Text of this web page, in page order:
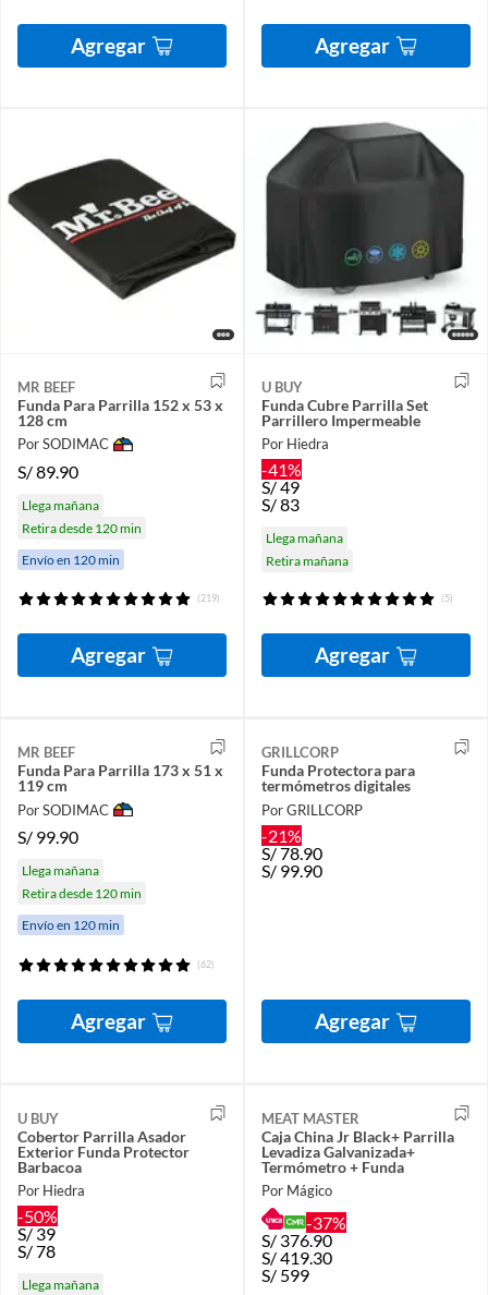
Agregar Agregar
MR BEEF
Funda Para Parrilla 152 x 53 x
128 cm
Por SODIMAC
S/89.90
Llega mañana
Retira desde 120 min
Envío en 120 min
(219)
Agregar
U BUY
Funda Cubre Parrilla Set
Parrillero Impermeable
Por Hiedra
-41%
S/49
S/83
Llega mañana
Retira mañana
(5)
Agregar
MR BEEF
Funda Para Parrilla 173 x 51 x
119 cm
Por SODIMAC
S/ 99.90
Llega mañana
Retira desde 120 min
Envío en 120 min
(62)
Agregar
GRILLCORP
Funda Protectora para
termómetros digitales
Por GRILLCORP
-21%
S/78.90
S/ 99.90
Agregar
U BUY
Cobertor Parrilla Asador
Exterior Funda Protector
Barbacoa
Por Hiedra
-50%
S/ 39
S/78
Llega mañana
MEAT MASTER
Caja China Jr Black+ Parrilla
Levadiza Galvanizada+
Termómetro + Funda
Por Mágico
-37%
S/ 376.90
S/419.30
S/ 599